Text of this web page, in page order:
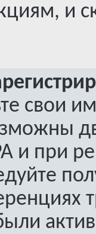
и
свои
и при